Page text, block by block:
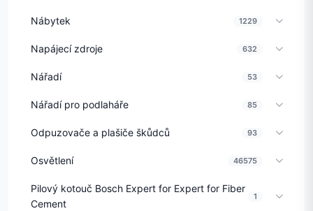
Nábytek 1229
Napájecí zdroje 632
Nářadí 53
Nářadí pro podlaháře 85
Odpuzovače a plašiče škůdců 93
Osvětlení 46575
Pilový kotouč Bosch Expert for Expert for Fiber
Cement
1